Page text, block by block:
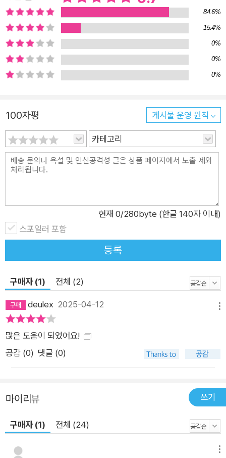
사람들이 ‘보이지 않는 곳’에서 집행했던 온라인 마케팅의 황금
노하우 100가지를 한 권에 모았다. 온라인 마케팅 기술 1 슈퍼스
타 오타니 쇼헤이를 무료 광고에? 온라인 마케팅 기술 2 애나 어
른이나 관심 끌기에는 ‘숏폼’이 최고 온라인 마케팅 기술 3 SSG
랜더스는 야구단이야? 팬클럽이야? 온라인 마케팅 기술 4 왜 스
타벅스는 골드 회원에게만 이벤트 할까? 온라인 마케팅 기술 5
전략은 고객의 반응을 실시간 이끌어 내는 것! 만약 고객들이 반
응하지 않는다면, 부담 없이, 즉각적으로, 새로운 온라인기술을
적용해본다. 반응이 올 때까지! 그러니, 무조건 팔릴 수밖에!! 온
라인 마케팅은 태생이 다르다 결론만 말하자면, 당장 제대로 시작
석할 수 있다. 인터넷과 모바일 환경에서 고객에게 딱 맞는 디지
털 광고를 보여주면서 구매를 유도할 수 있다. 숏폼과 유튜브를
통해 무명 브랜드가 한순간에 모든 사람이 사랑하는 브랜드가 될
수도 있고, 동네 어귀에 있는 작은 베이커리가 하루아침에 오픈런
팅을 통해 달성될 수 있다.
84.6%
15.4%
0%
0%
0%
100자평 게시물 운영 원칙
카테고리
현재 0/280byte (한글 140자 이내)
스포일러 포함
등록
구매자 (1) 전체 (2)
deulex 2025-04-12
많은 도움이 되었어요!
공감 (0) 댓글 (0)
마이리뷰 쓰기
구매자 (1) 전체 (24)